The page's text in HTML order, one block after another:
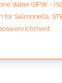
Water (BPW –
for Salmonella,
enrichment